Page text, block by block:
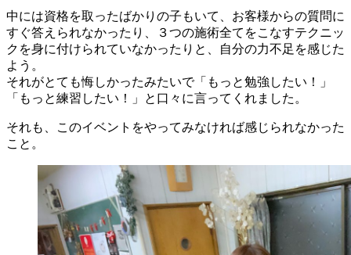
中には資格を取ったばかりの子もいて、お客様からの質問に
すぐ答えられなかったり、３つの施術全てをこなすテクニッ
クを身に付けられていなかったりと、自分の力不足を感じた
よう。
それがとても悔しかったみたいで「もっと勉強したい！」
「もっと練習したい！」と口々に言ってくれました。
それも、このイベントをやってみなければ感じられなかった
こと。